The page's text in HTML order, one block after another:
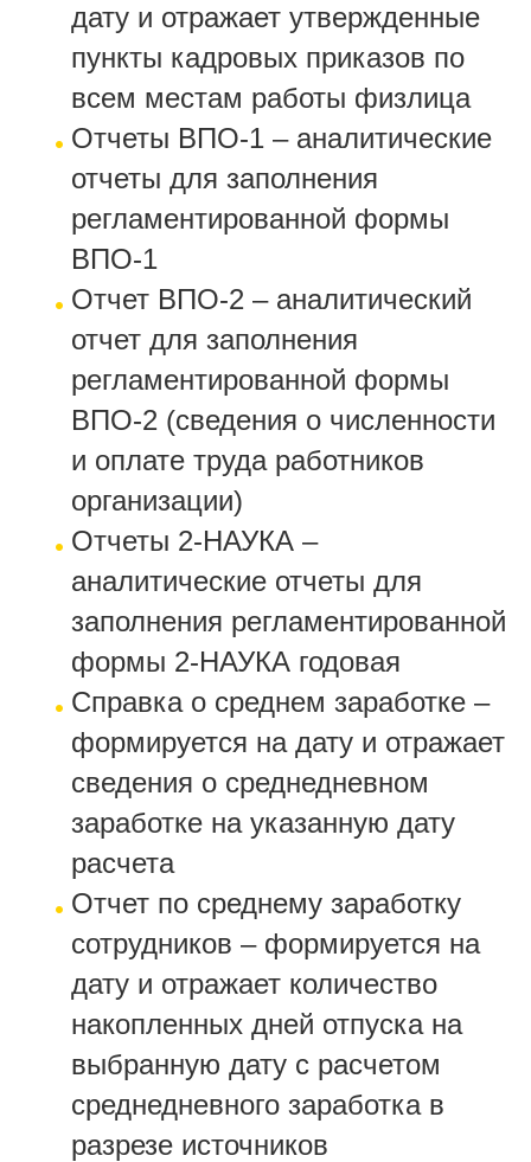
дату и отражает утвержденные
пункты кадровых приказов по
всем местам работы физлица
Отчеты ВПО-1 – аналитические
отчеты для заполнения
регламентированной формы
ВПО-1
Отчет ВПО-2 – аналитический
отчет для заполнения
регламентированной формы
ВПО-2 (сведения о численности
и оплате труда работников
организации)
Отчеты 2-НАУКА –
аналитические отчеты для
заполнения регламентированной
формы 2-НАУКА годовая
Справка о среднем заработке –
формируется на дату и отражает
сведения о среднедневном
заработке на указанную дату
расчета
Отчет по среднему заработку
сотрудников – формируется на
дату и отражает количество
накопленных дней отпуска на
выбранную дату с расчетом
среднедневного заработка в
разрезе источников